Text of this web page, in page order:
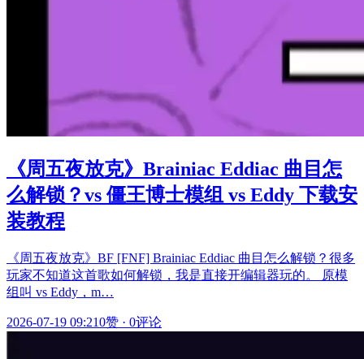
《周五夜放克》Brainiac Eddiac 曲目怎
么解锁？vs 僵王博士模组 vs Eddy 下载安
装教程
《周五夜放克》BF [FNF] Brainiac Eddiac 曲目怎么解锁？很多
玩家不知道这首歌如何解锁，我是直接开编辑器玩的。 原模
组叫 vs Eddy，m…
2026-07-19 09:210赞 · 0评论